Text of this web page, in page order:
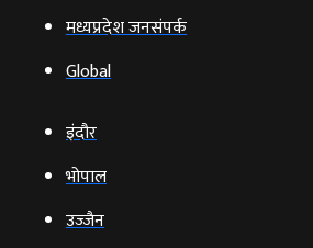
मध्यप्रदेश जनसंपर्क
Global
इंदौर
भोपाल
उज्‍जैन